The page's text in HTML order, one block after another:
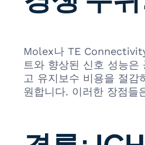
Molex나 TE
트와 향상된 신호 성능
고 유지보수 비용을 절
원합니다. 이러한 장점들